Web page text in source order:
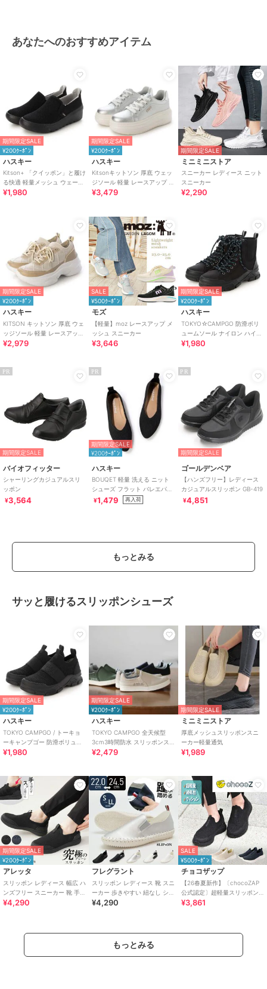
あなたへのおすすめアイテム
期間限定SALE
¥200ｸｰﾎﾟﾝ
ハスキー
Kitson+ 「クイッポン」と履け
る快適 軽量メッシュ ウェーブ
ソール スリッポン スニーカー
¥1,980
期間限定SALE
¥200ｸｰﾎﾟﾝ
ハスキー
Kitsonキットソン 厚底 ウェッ
ジソール 軽量 レースアップ ロ
ーカットスニーカー
¥3,479
期間限定SALE
ミニミニストア
スニーカー レディース ニット
スニーカー
¥2,290
期間限定SALE
¥200ｸｰﾎﾟﾝ
ハスキー
KITSON キットソン 厚底 ウェ
ッジソール 軽量 レースアップ
ニットスニーカー
¥2,979
SALE
¥500ｸｰﾎﾟﾝ
モズ
【軽量】moz レースアップ メ
ッシュ スニーカー
¥3,646
期間限定SALE
¥200ｸｰﾎﾟﾝ
ハスキー
TOKYO☆CAMPGO 防滑ボリ
ュームソール ナイロン ハイカ
ット防水スニーカー
¥1,980
PR
期間限定SALE
バイオフィッター
シャーリングカジュアルスリ
ッポン
¥3,564
PR
期間限定SALE
¥200ｸｰﾎﾟﾝ
ハスキー
BOUQET 軽量 洗える ニット
シューズ フラット バレエパン
プス スリッポン
¥1,479 再入荷
PR
期間限定SALE
ゴールデンベア
【ハンズフリー】レディース
カジュアルスリッポン GB-419
¥4,851
もっとみる
サッと履けるスリッポンシューズ
期間限定SALE
¥200ｸｰﾎﾟﾝ
ハスキー
TOKYO CAMPGO / トーキョ
ーキャンプゴー 防滑ボリュー
ムソール 防水スリッポンスニ
¥1,980
期間限定SALE
¥200ｸｰﾎﾟﾝ
ハスキー
TOKYO CAMPGO 全天候型
3cm3時間防水 スリッポンス
ニーカー
¥2,479
期間限定SALE
ミニミニストア
厚底メッシュスリッポンスニ
ーカー軽量通気
¥1,989
期間限定SALE
¥200ｸｰﾎﾟﾝ
アレッタ
スリッポン レディース 幅広 ハ
ンズフリー スニーカー 靴 手を
使わず履ける プレーン きれい
¥4,290
フレグラント
スリッポン レディース 靴 スニ
ーカー 歩きやすい 紐なし シン
プル らくちん 履きやすい
¥4,290
SALE
¥500ｸｰﾎﾟﾝ
チョコザップ
【26春夏新作】〔chocoZAP
公式認定〕超軽量スリッポン
スニーカー
¥3,861
もっとみる